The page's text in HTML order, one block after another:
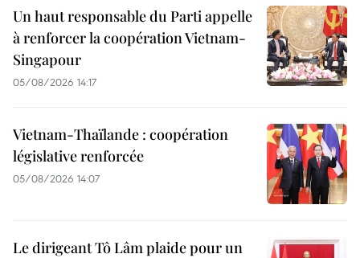
Un haut responsable du Parti appelle
à renforcer la coopération Vietnam-
Singapour
05/08/2026 14:17
Vietnam-Thaïlande : coopération
législative renforcée
05/08/2026 14:07
Le dirigeant Tô Lâm plaide pour un